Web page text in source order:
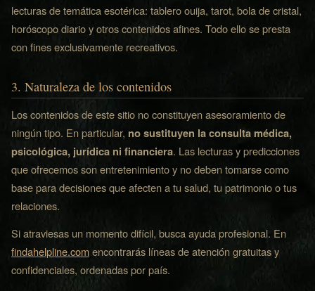
lecturas de temática esotérica: tablero ouija, tarot, bola de cristal,
horóscopo diario y otros contenidos afines. Todo ello se presta
con fines exclusivamente recreativos.
3. Naturaleza de los contenidos
Los contenidos de este sitio no constituyen asesoramiento de
ningún tipo. En particular, no sustituyen la consulta médica,
psicológica, jurídica ni financiera. Las lecturas y predicciones
que ofrecemos son entretenimiento y no deben tomarse como
base para decisiones que afecten a tu salud, tu patrimonio o tus
relaciones.
Si atraviesas un momento difícil, busca ayuda profesional. En
findahelpline.comencontrarás líneas de atención gratuitas y
confidenciales, ordenadas por país.